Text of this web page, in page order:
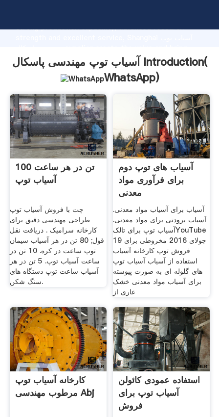
strong production capability, advanced research
values to all of customers.
آسیاب توپ مهندسی پاسکال Introduction(
WhatsApp)
100 تن در هر ساعت
آسیاب توپ
چت با فروش آسیاب توپ
طراحی مهندسی دقیق برای
کارخانه سرامیک . دریافت نقل
قول; 80 تن در هر آسیاب سیمان
توپ ساعت در کره. 10 تن در
ساعت آسیاب توپ. 5 تن در هر
آسیاب ساعت توپ دستگاه های
سنگ شکن.
آسیاب های توپ دوم
برای فرآوری مواد
معدنی
آسیاب برای آسیاب مواد معدنی.
آسیاب برودتی برای مواد معدنی.
آسیاب توپ برای تالکYouTube
19 جولای 2016 مخروطی برای
فروش توپ کارخانه آسیاب
استفاده از آسیاب آسیاب توپ
های گلوله ای به صورت پیوسته
برای آسیاب مواد معدنی خشک
عاری از
کارخانه آسیاب توپ
مرطوب مهندسی Abj
استفاده عمودی کائولن
آسیاب توپ برای
فروش